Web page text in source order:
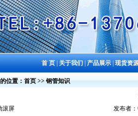
首 页|关于我们|产品展示|现货资
位置：首页>>钢管知识
滚屏
发布者：